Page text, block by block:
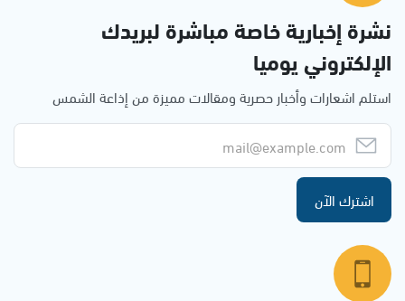
نشرة إخبارية خاصة مباشرة لبريدك
الإلكتروني يوميا
استلم اشعارات وأخبار حصرية ومقالات مميزة من إذاعة الشمس
اشترك الآن